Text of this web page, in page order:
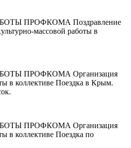
ПРОФКОМА Поздравление
массовой работы в
ПРОФКОМА Организация
в коллективе Поездка в Крым.
ПРОФКОМА Организация
в коллективе Поездка по